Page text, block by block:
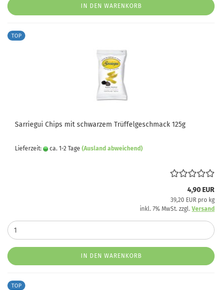
IN DEN WARENKORB
TOP
Sarriegui Chips mit schwarzem Trüffelgeschmack 125g
Lieferzeit: ca. 1-2 Tage (Ausland abweichend)
4,90 EUR
39,20 EUR pro kg
inkl. 7% MwSt. zzgl. Versand
IN DEN WARENKORB
TOP